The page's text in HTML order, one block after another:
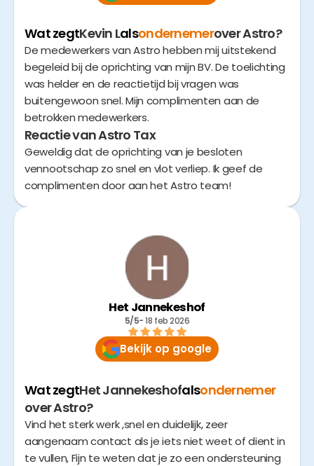
Wat zegtKevin Lalsondernemerover Astro?
De medewerkers van Astro hebben mij uitstekend
begeleid bij de oprichting van mijn BV. De toelichting
was helder en de reactietijd bij vragen was
buitengewoon snel. Mijn complimenten aan de
betrokken medewerkers.
Reactie van Astro Tax
Geweldig dat de oprichting van je besloten
vennootschap zo snel en vlot verliep. Ik geef de
complimenten door aan het Astro team!
Het Jannekeshof
5/5- 18 feb 2026
Bekijk op google
Wat zegtHet Jannekeshofalsondernemer
over Astro?
Vind het sterk werk ,snel en duidelijk, zeer
aangenaam contact als je iets niet weet of dient in
te vullen, Fijn te weten dat je zo een ondersteuning